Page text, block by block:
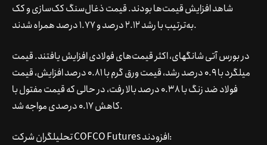
شاهد افزایش قیمت‌ها بودند. قیمت ذغال‌سنگ کک‌سازی و کک
به‌ترتیب با رشد 2.12 درصد و 1.77 درصد همراه شدند.
در بورس آتی شانگهای، اکثر قیمت‌های فولادی افزایش یافتند. قیمت
میلگرد با 0.9 درصد رشد، قیمت ورق گرم با 0.81 درصد افزایش، قیمت
فولاد ضد زنگ با 0.38 درصد بالا رفت، در حالی که قیمت مفتول با
کاهش 0.17 درصدی مواجه شد.
تحلیلگران شرکت COFCO Futures افزودند: